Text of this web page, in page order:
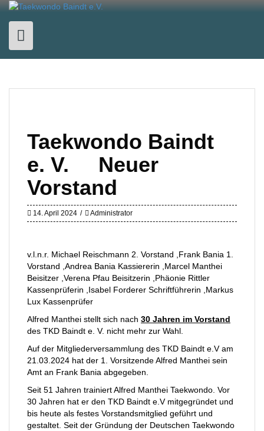
Skip
content
Taekwondo Baindt
e. V. Neuer
Vorstand
14. April 2024 Administrator
v.l.n.r. Michael Reischmann 2. Vorstand ,Frank Bania 1.
Vorstand ,Andrea Bania Kassiererin ,Marcel Manthei
Beisitzer ,Verena Pfau Beisitzerin ,Phäonie Rittler
Kassenprüferin ,Isabel Forderer Schriftführerin ,Markus
Lux Kassenprüfer
Alfred Manthei stellt sich nach 30 Jahren im Vorstand
des TKD Baindt e. V. nicht mehr zur Wahl.
Auf der Mitgliederversammlung des TKD Baindt e.V am
21.03.2024 hat der 1. Vorsitzende Alfred Manthei sein
Amt an Frank Bania abgegeben.
Seit 51 Jahren trainiert Alfred Manthei Taekwondo. Vor
30 Jahren hat er den TKD Baindt e.V mitgegründet und
bis heute als festes Vorstandsmitglied geführt und
gestaltet. Seit der Gründung der Deutschen Taekwondo